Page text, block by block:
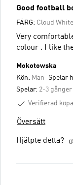
Good football
FÄRG: Cloud
Very
colour . I like
Mokotowska
Kön: Man Spelar
Spelar: 2-3
Verifierad
Översätt
Hjälpte detta?